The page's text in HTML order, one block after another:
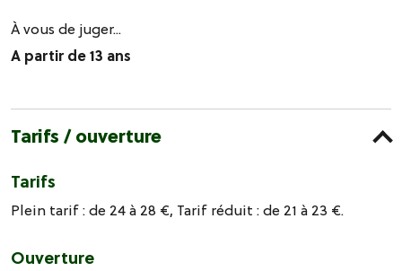
À vous de juger...
A partir de 13 ans
Tarifs / ouverture
Tarifs
Plein tarif : de 24 à 28 €, Tarif réduit : de 21 à 23 €.
Ouverture